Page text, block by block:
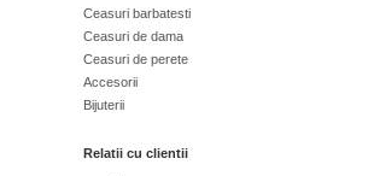
Ceasuri barbatesti
Ceasuri de dama
Ceasuri de perete
Accesorii
Bijuterii
Relatii cu clientii